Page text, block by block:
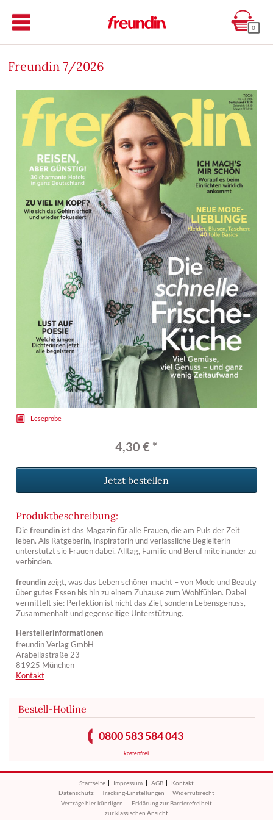
0
Freundin 7/2026
Leseprobe
4,30 € *
Jetzt bestellen
Produktbeschreibung:
Diefreundinist das Magazin für alle Frauen, die am Puls der Zeit
leben. Als Ratgeberin, Inspiratorin und verlässliche Begleiterin
unterstützt sie Frauen dabei, Alltag, Familie und Beruf miteinander zu
verbinden.
freundinzeigt, was das Leben schöner macht – von Mode und Beauty
über gutes Essen bis hin zu einem Zuhause zum Wohlfühlen. Dabei
vermittelt sie: Perfektion ist nicht das Ziel, sondern Lebensgenuss,
Zusammenhalt und gegenseitige Unterstützung.
Herstellerinformationen
freundin Verlag GmbH
Arabellastraße 23
81925 München
Kontakt
Bestell-Hotline
0800 583 584 043
kostenfrei
Startseite Impressum AGB
Kontakt
Datenschutz
Tracking-Einstellungen
Widerrufsrecht
Verträge hier kündigen
Erklärung zur Barrierefreiheit
zur klassischen Ansicht